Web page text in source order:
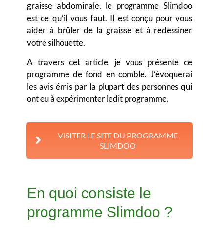
graisse abdominale, le programme Slimdoo
est ce qu’il vous faut. Il est conçu pour vous
aider à brûler de la graisse et à redessiner
votre silhouette.
A travers cet article, je vous présente ce
programme de fond en comble. J’évoquerai
les avis émis par la plupart des personnes qui
ont eu à expérimenter ledit programme.
VISITER LE SITE DU PROGRAMME
SLIMDOO
En quoi consiste le
programme Slimdoo ?